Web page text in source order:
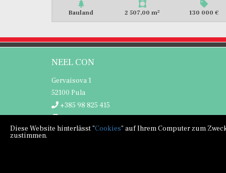
Bauland 2 507,00 m2 130 000 €
NEEL CON
Gervaisova 1
52100 Pula
+385 98 825 415
+385 52 354 434
info@neelcon.hr
Diese Website hinterlässt "Cookies" auf Ihrem Computer zum
zustimmen.